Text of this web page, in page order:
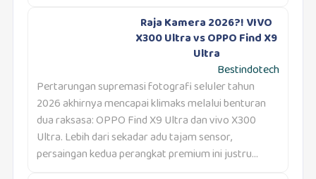
Raja Kamera 2026?! VIVO
X300 Ultra vs OPPO Find X9
Ultra
Bestindotech
Pertarungan supremasi fotografi seluler tahun
2026 akhirnya mencapai klimaks melalui benturan
dua raksasa: OPPO Find X9 Ultra dan vivo X300
Ultra. Lebih dari sekadar adu tajam sensor,
persaingan kedua perangkat premium ini justru...